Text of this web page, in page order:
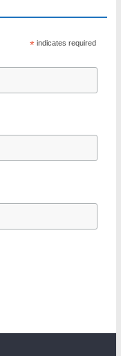
* indicates required